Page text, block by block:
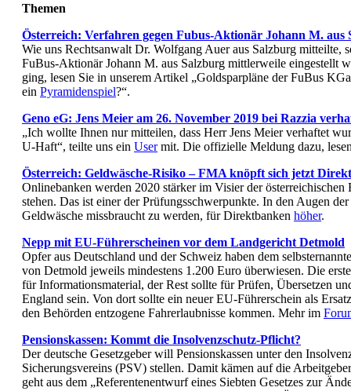
Themen
Österreich: Verfahren gegen Fubus-Aktionär Johann M. aus
Wie uns Rechtsanwalt Dr. Wolfgang Auer aus Salzburg mitteilte,
FuBus-Aktionär Johann M. aus Salzburg mittlerweile eingestellt
ging, lesen Sie in unserem Artikel „Goldsparpläne der FuBus
ein Pyramidenspiel?“.
Geno eG: Jens Meier am 26. November 2019 bei Razzia
„Ich wollte Ihnen nur mitteilen, dass Herr Jens Meier verhaftet
U-Haft“, teilte uns ein Usermit. Die offizielle Meldung dazu,
Österreich: Geldwäsche-Risiko – FMA knöpft sich jetzt
Onlinebanken werden 2020 stärker im Visier der österreichischen
stehen. Das ist einer der Prüfungsschwerpunkte. In den Augen
Geldwäsche missbraucht zu werden, für Direktbanken höher.
Nepp mit EU-Führerscheinen vor dem Landgericht Detmold
Opfer aus Deutschland und der Schweiz haben dem
von Detmold jeweils mindestens 1.200 Euro überwiesen. Die
für Informationsmaterial, der Rest sollte für Prüfen, Übersetzen
England sein. Von dort sollte ein neuer EU-Führerschein als
den Behörden entzogene Fahrerlaubnisse kommen. Mehr im
Pensionskassen: Kommt die Insolvenzschutz-Pflicht?
Der deutsche Gesetzgeber will Pensionskassen unter den
Sicherungsvereins (PSV) stellen. Damit kämen auf die
geht aus dem „Referentenentwurf eines Siebten Gesetzes zur